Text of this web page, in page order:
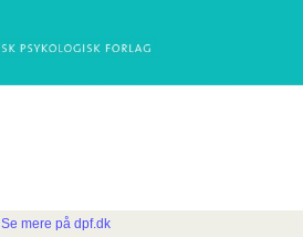
Se mere på dpf.dk